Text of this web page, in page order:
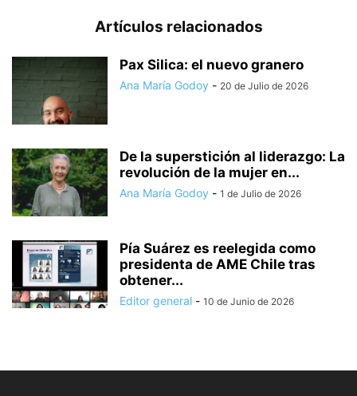
Artículos relacionados
Pax Silica: el nuevo granero
Ana María Godoy - 20 de Julio de 2026
De la superstición al liderazgo: La
revolución de la mujer en...
Ana María Godoy - 1 de Julio de 2026
Pía Suárez es reelegida como
presidenta de AME Chile tras
obtener...
Editor general - 10 de Junio de 2026